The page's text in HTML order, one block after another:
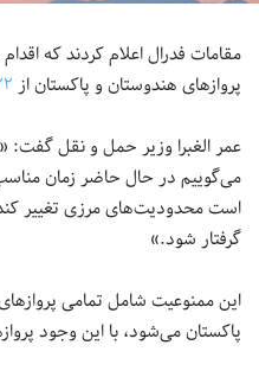
مقامات فدرال اعلام کردند که
پروازهای هندوستان و پاکستان از
عمر الغبرا وزیر حمل و نقل
می‌گوییم در حال حاضر زمان
است محدودیت‌های مرزی تغییر
گرفتار شود.»
این ممنوعیت شامل تمامی
پاکستان می‌شود، با این وجود